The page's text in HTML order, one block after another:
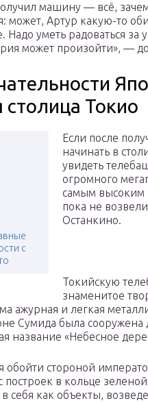
машину — всё,
может, Артур какую-то
Надо уметь радоваться
может произойти», —
Токио
с
Если после
начинать в
увидеть
огромного
самым высоким
пока не
Останкино.
Токийскую
знаменитое
ажурная и легкая
Сумида была
название «Небесное
обойти стороной
в кольце
себя как объекты,